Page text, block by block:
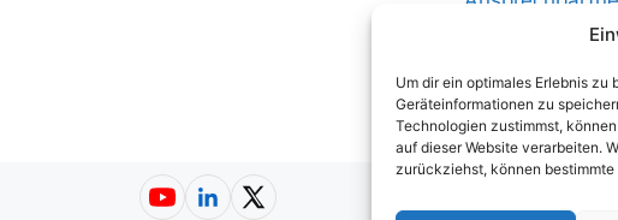
Um dir ein optimales Erlebnis
Geräteinformationen zu
Technologien zustimmst,
auf dieser Website verarbeiten.
zurückziehst, können
Kontaktformular
YouTube
LinkedInX (Twitter)